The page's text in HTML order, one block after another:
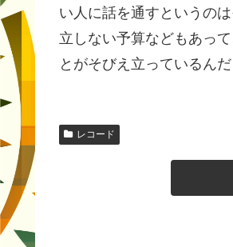
い人に話を通すというの
立しない予算などもあっ
とがそびえ立っているん
レコード